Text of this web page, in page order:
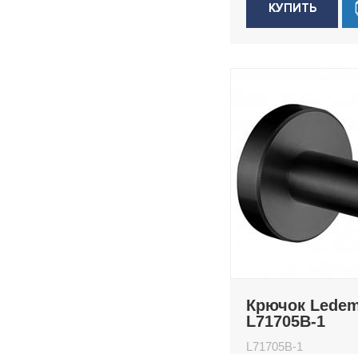
КУПИТЬ
Крючок
L71705B-1
L71705B-1